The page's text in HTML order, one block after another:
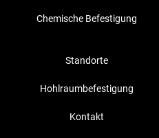
Chemische Befestigung
Standorte
Hohlraumbefestigung
Kontakt